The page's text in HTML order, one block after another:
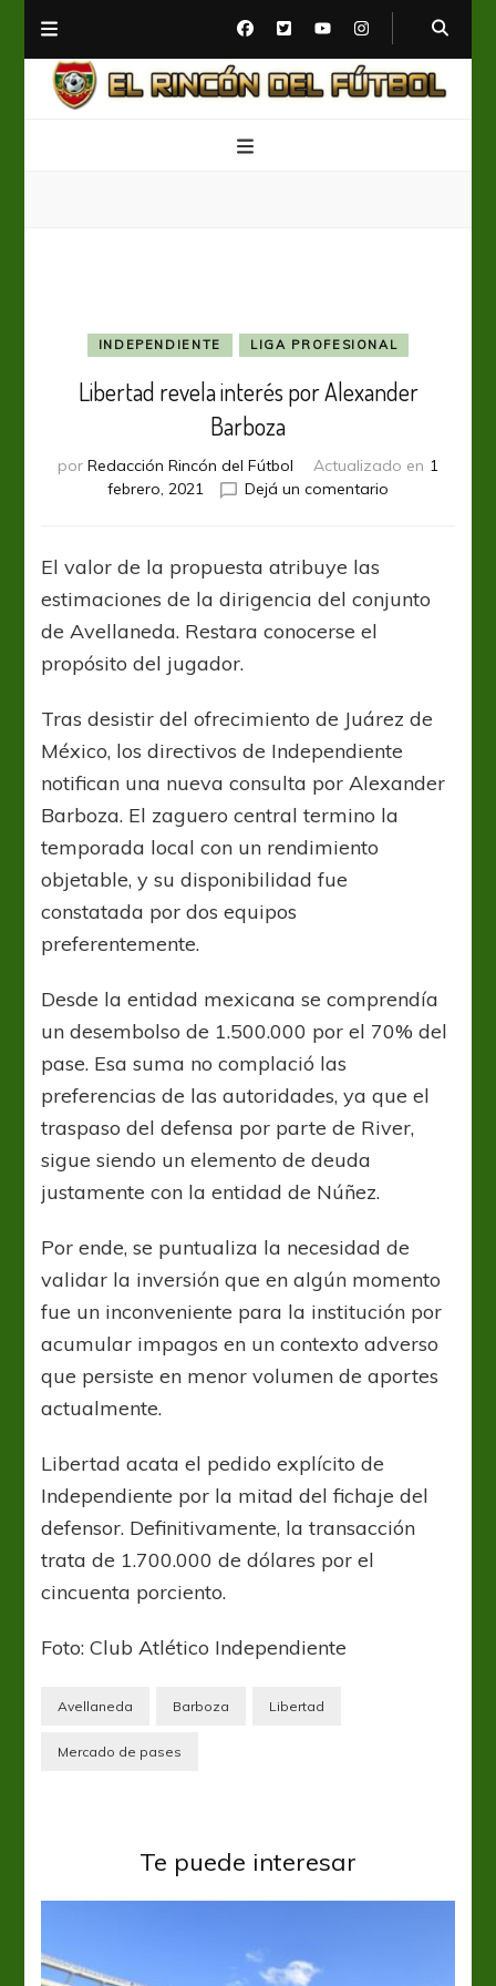
INDEPENDIENTE LIGA PROFESIONAL
Libertad revela interés por Alexander
Barboza
por Redacción Rincón del Fútbol Actualizado en 1
febrero, 2021
Dejá un comentario
Alexander
El valor de la propuesta atribuye las
estimaciones de la dirigencia del conjunto
de Avellaneda. Restara conocerse el
propósito del jugador.
Tras desistir del ofrecimiento de Juárez de
México, los directivos de Independiente
notifican una nueva consulta por Alexander
Barboza. El zaguero central termino la
temporada local con un rendimiento
objetable, y su disponibilidad fue
constatada por dos equipos
preferentemente.
Desde la entidad mexicana se comprendía
un desembolso de 1.500.000 por el 70% del
pase. Esa suma no complació las
preferencias de las autoridades, ya que el
traspaso del defensa por parte de River,
sigue siendo un elemento de deuda
justamente con la entidad de Núñez.
Por ende, se puntualiza la necesidad de
validar la inversión que en algún momento
fue un inconveniente para la institución por
acumular impagos en un contexto adverso
que persiste en menor volumen de aportes
actualmente.
Libertad acata el pedido explícito de
Independiente por la mitad del fichaje del
defensor. Definitivamente, la transacción
trata de 1.700.000 de dólares por el
cincuenta porciento.
Foto: Club Atlético Independiente
Avellaneda Barboza Libertad
Mercado de pases
Te puede interesar